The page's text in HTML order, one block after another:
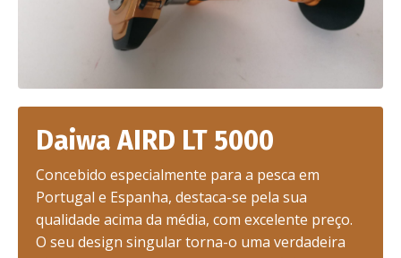
Daiwa AIRD LT 5000
Concebido especialmente para a pesca em
Portugal e Espanha, destaca-se pela sua
qualidade acima da média, com excelente preço.
O seu design singular torna-o uma verdadeira